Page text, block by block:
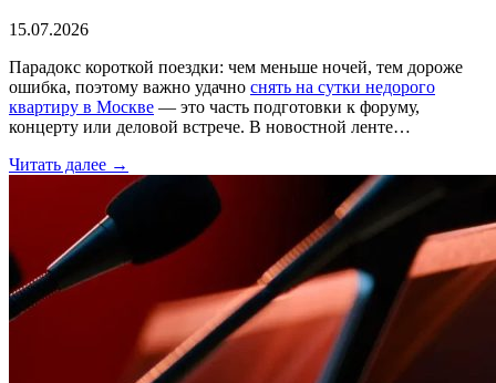
15.07.2026
Парадокс короткой поездки: чем меньше ночей, тем дороже
ошибка, поэтому важно удачно снять на сутки недорого
квартиру в Москве — это часть подготовки к форуму,
концерту или деловой встрече. В новостной ленте…
Читать далее →